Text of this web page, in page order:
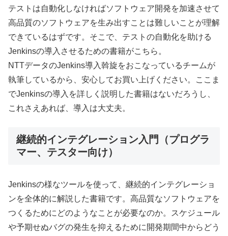
テストは自動化しなければソフトウェア開発を加速させて
高品質のソフトウェアを生み出すことは難しいことが理解
できているはずです。そこで、テストの自動化を助ける
Jenkinsの導入させるための書籍がこちら。
NTTデータのJenkins導入斡旋をおこなっているチームが
執筆しているから、安心してお買い上げください。ここま
でJenkinsの導入を詳しく説明した書籍はないだろうし、
これさえあれば、導入は大丈夫。
継続的インテグレーション入門（プログラ
マー、テスター向け）
Jenkinsの様なツールを使って、継続的インテグレーショ
ンを全体的に解説した書籍です。高品質なソフトウェアを
つくるためにどのようなことが必要なのか。スケジュール
や予期せぬバグの発生を抑えるために開発期間中からどう